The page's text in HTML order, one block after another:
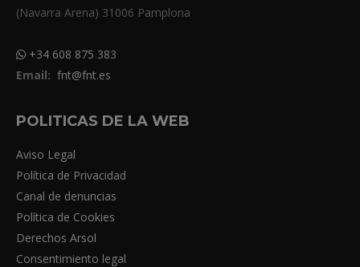
(Navarra Arena) 31006 Pamplona
+34 608 875 383
Email: fnt@fnt.es
POLITICAS DE LA WEB
Aviso Legal
Política de Privacidad
Canal de denuncias
Política de Cookies
Derechos Arsol
Consentimiento legal